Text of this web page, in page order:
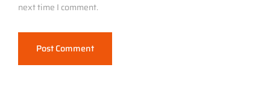
next time I comment.